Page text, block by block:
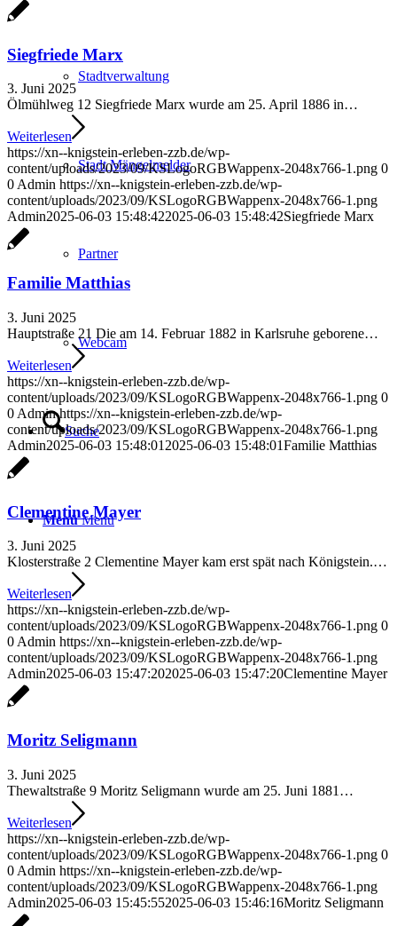
Stadtverwaltung
Stadt Mängelmelder
Partner
Webcam
Suche
Menü Menü
Siegfriede Marx
3. Juni 2025
Ölmühlweg 12 Siegfriede Marx wurde am 25. April 1886 in…
Weiterlesen
https://xn--knigstein-erleben-zzb.de/wp-
content/uploads/2023/09/KSLogoRGBWappenx-2048x766-1.png 0
0Admin https://xn--knigstein-erleben-zzb.de/wp-
content/uploads/2023/09/KSLogoRGBWappenx-2048x766-1.png
Admin2025-06-03 15:48:422025-06-03 15:48:42Siegfriede Marx
Familie Matthias
3. Juni 2025
Hauptstraße 21 Die am 14. Februar 1882 in Karlsruhe geborene…
Weiterlesen
https://xn--knigstein-erleben-zzb.de/wp-
content/uploads/2023/09/KSLogoRGBWappenx-2048x766-1.png 0
0 Admin https://xn--knigstein-erleben-zzb.de/wp-
content/uploads/2023/09/KSLogoRGBWappenx-2048x766-1.png
Admin2025-06-03 15:48:01 2025-06-03 15:48:01Familie Matthias
Clementine Mayer
3. Juni 2025
Klosterstraße 2 Clementine Mayer kam erst spät nach Königstein.…
Weiterlesen
https://xn--knigstein-erleben-zzb.de/wp-
content/uploads/2023/09/KSLogoRGBWappenx-2048x766-1.png 0
0 Admin https://xn--knigstein-erleben-zzb.de/wp-
content/uploads/2023/09/KSLogoRGBWappenx-2048x766-1.png
Admin2025-06-03 15:47:202025-06-03 15:47:20Clementine Mayer
Moritz Seligmann
3. Juni 2025
Thewaltstraße 9 Moritz Seligmann wurde am 25. Juni 1881…
Weiterlesen
https://xn--knigstein-erleben-zzb.de/wp-
content/uploads/2023/09/KSLogoRGBWappenx-2048x766-1.png 0
0 Admin https://xn--knigstein-erleben-zzb.de/wp-
content/uploads/2023/09/KSLogoRGBWappenx-2048x766-1.png
Admin2025-06-03 15:45:552025-06-03 15:46:16Moritz Seligmann